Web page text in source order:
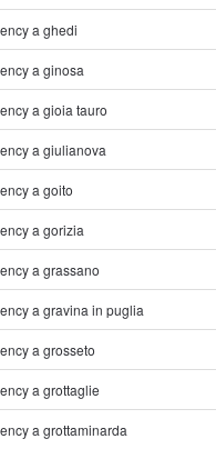
a ghedi
a ginosa
a gioia tauro
a giulianova
a goito
a gorizia
a grassano
a gravina in puglia
a grosseto
a grottaglie
a grottaminarda